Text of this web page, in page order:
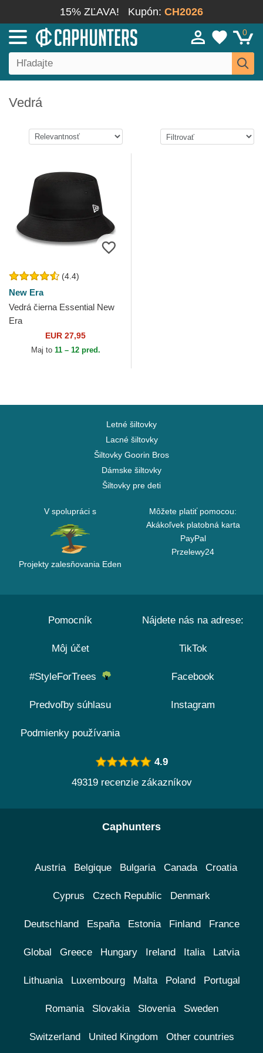
15% ZĽAVA! Kupón: CH2026
0
Vedrá
(4.4)
New Era
Vedrá čierna Essential New
Era
EUR 27,95
Maj to 11 – 12 pred.
Letné šiltovky
Lacné šiltovky
Šiltovky Goorin Bros
Dámske šiltovky
Šiltovky pre deti
V spolupráci s
Projekty zalesňovania Eden
Môžete platiť pomocou:
Akákoľvek platobná karta
PayPal
Przelewy24
Pomocník
Môj účet
#StyleForTrees
Predvoľby súhlasu
Podmienky používania
Nájdete nás na adrese:
TikTok
Facebook
Instagram
4.9
49319 recenzie zákazníkov
Caphunters
Austria Belgique Bulgaria Canada Croatia
Cyprus Czech Republic Denmark
Deutschland España Estonia Finland France
Global Greece Hungary Ireland Italia Latvia
Lithuania Luxembourg Malta Poland Portugal
Romania Slovakia Slovenia Sweden
Switzerland United Kingdom Other countries